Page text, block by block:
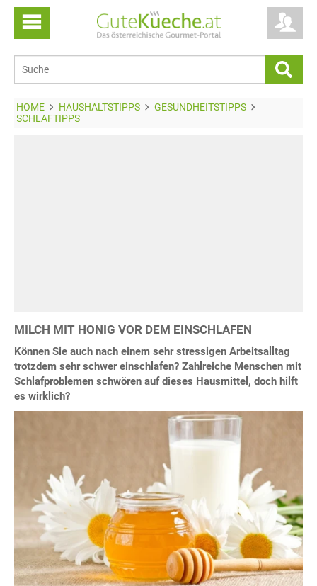
HOME HAUSHALTSTIPPS
GESUNDHEITSTIPPS
SCHLAFTIPPS
MILCH MIT HONIG VOR DEM EINSCHLAFEN
Können Sie auch nach einem sehr stressigen Arbeitsalltag
trotzdem sehr schwer einschlafen? Zahlreiche Menschen mit
Schlafproblemen schwören auf dieses Hausmittel, doch hilft
es wirklich?